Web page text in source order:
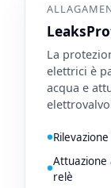
La
elettrici è
acqua e
relè